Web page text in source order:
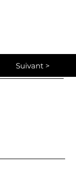
Suivant >